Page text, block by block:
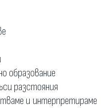
образование
разстояния
и интерпретираме